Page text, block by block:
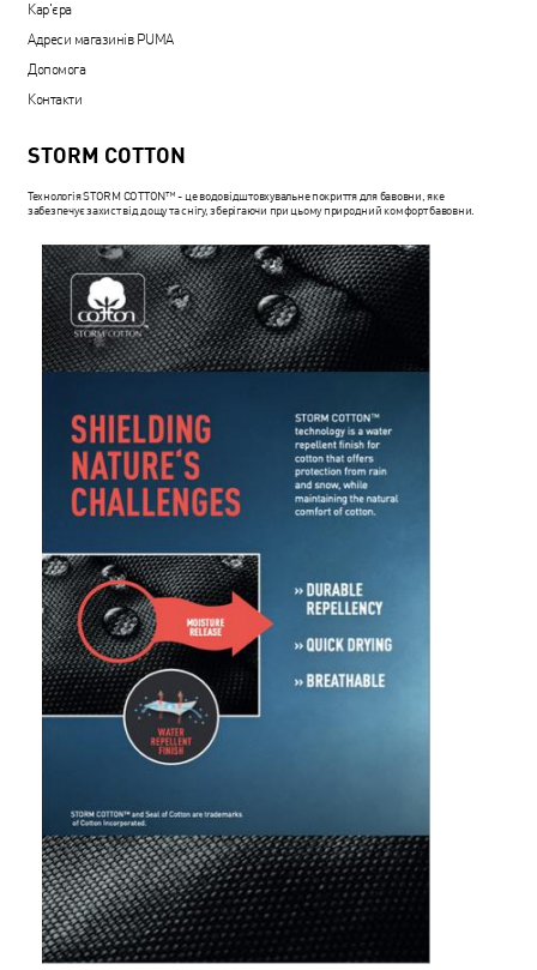
STORM COTTON
Технологія STORM COTTON™ - це водовідштовхувальне покриття для бавовни, яке
забезпечує захист від дощу та снігу, зберігаючи при цьому природний комфорт бавовни.
Кар'єра
Адреси магазинів PUMA
Допомога
Контакти